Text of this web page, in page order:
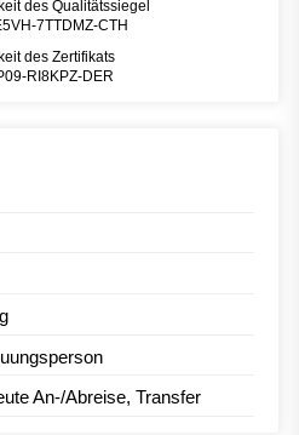
des Qualitätssiegel
7TTDMZ-CTH
des Zertifikats
RI8KPZ-DER
An-/Abreise, Transfer